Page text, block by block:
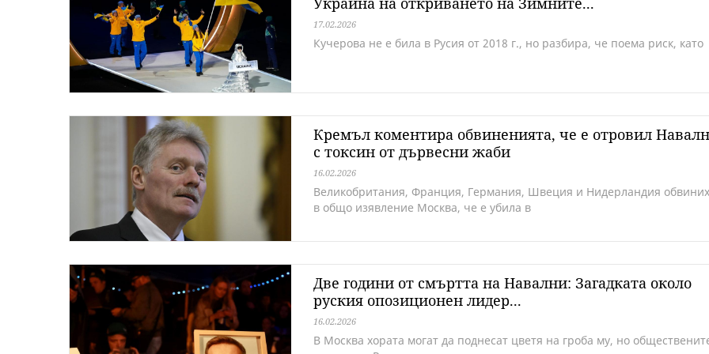
17.02.2026
Кучерова не е била в Русия от 2018 г., но разбира, че поема риск, като
Кремъл коментира обвиненията, че е отровил
с токсин от дървесни жаби
16.02.2026
Великобритания, Франция, Германия, Швеция и Нидерландия
в общо изявление Москва, че е убила в
Две години от смъртта на Навални: Загадката около
руския опозиционен лидер...
16.02.2026
В Москва хората могат да поднесат цветя на гроба му, но